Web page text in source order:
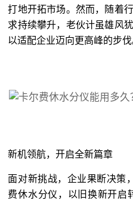
打地开拓市场。然而，随着
求持续攀升，老伙计虽雄风
以适配企业迈向更高峰的步伐
新机领航，开启全新篇章
面对新挑战，企业果断决策
费休水分仪，以旧换新开启